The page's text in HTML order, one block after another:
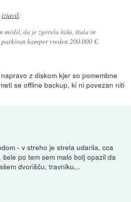
izjavil:
mislil, da je zgorela hiša, štala in
kamper vreden 200.000 €.
z diskom kjer so pomembne
se offline backup, ki ni povezan niti
- v streho je strela udarila, cca
po tem sem malo bolj opazil da
dvorišču, travniku,..